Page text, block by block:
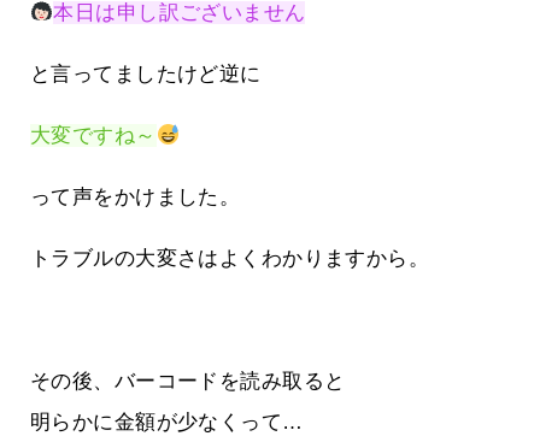
本日は申し訳ございません
と言ってましたけど逆に
大変ですね～
って声をかけました。
トラブルの大変さはよくわかりますから。
その後、バーコードを読み取ると
明らかに金額が少なくって…